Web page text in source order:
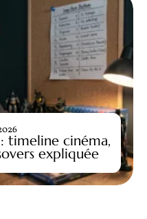
timeline cinéma,
expliquée